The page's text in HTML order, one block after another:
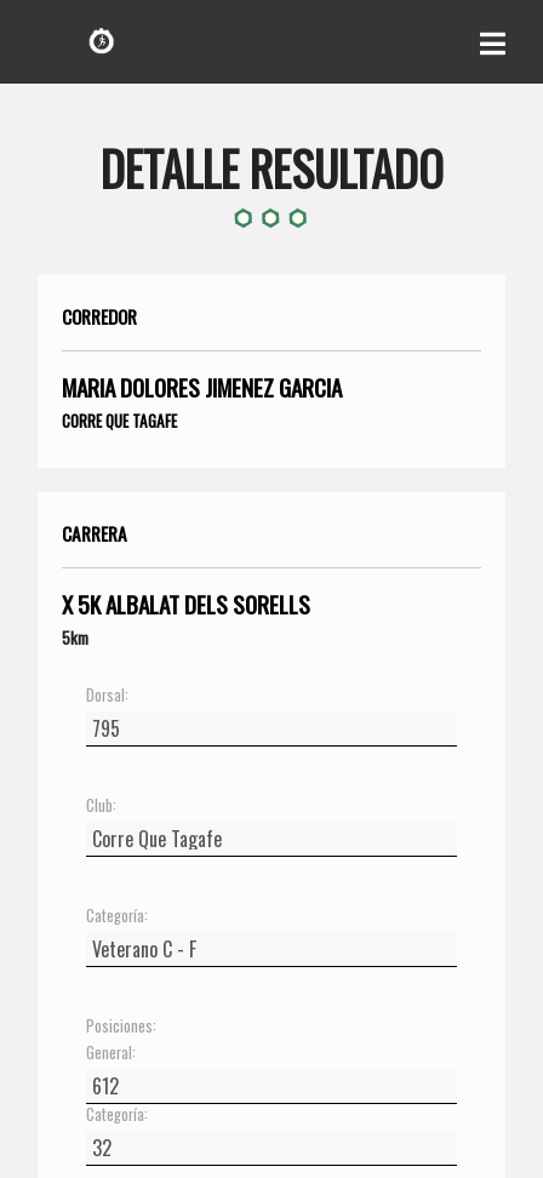
DETALLE RESULTADO
CORREDOR
MARIA DOLORES JIMENEZ GARCIA
CORRE QUE TAGAFE
CARRERA
X 5K ALBALAT DELS SORELLS
5km
Dorsal:
Club:
Categoría:
Posiciones:
General:
Categoría: